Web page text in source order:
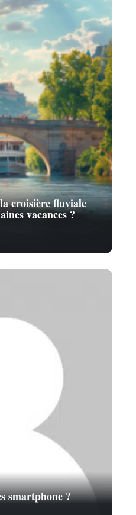
croisière fluviale
vacances ?
smartphone ?